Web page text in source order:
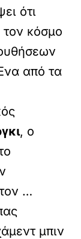
ότι
κόσμο
από τα
, ο
…
μπιν